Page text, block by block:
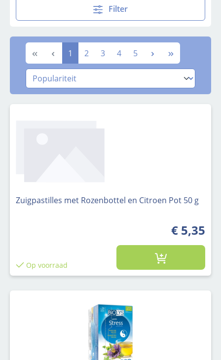
Filter
Pagina
1 Pagina
2 Pagina
3 Pagina
4 Pagina
5
Zuigpastilles met Rozenbottel en Citroen Pot 50 g
€ 5,35
Op voorraad